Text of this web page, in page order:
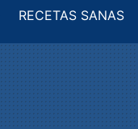
RECETAS SANAS